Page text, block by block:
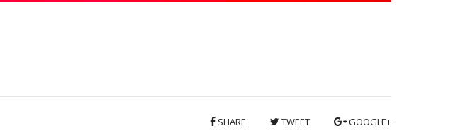
SHARE TWEET GOOGLE+